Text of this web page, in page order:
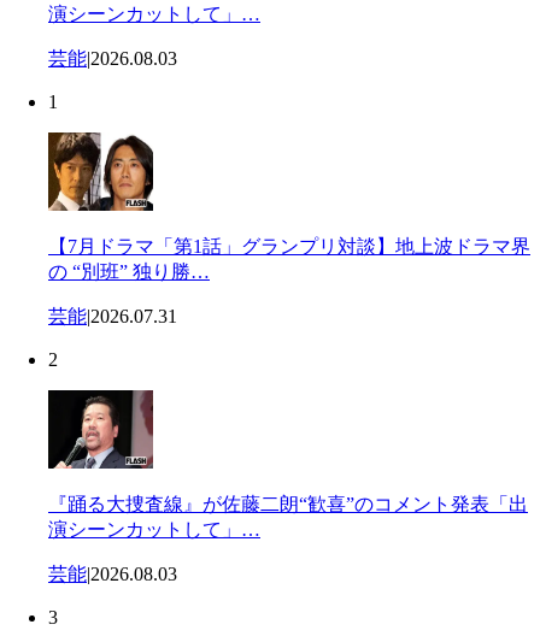
演シーンカットして」…
芸能|2026.08.03
1
【7月ドラマ「第1話」グランプリ対談】地上波ドラマ界
の “別班” 独り勝…
芸能|2026.07.31
2
『踊る大捜査線』が佐藤二朗“歓喜”のコメント発表「出
演シーンカットして」…
芸能|2026.08.03
3